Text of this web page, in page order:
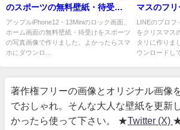
のスポーツの無料壁紙・待受け
を配信中
アップルiPhone12・13Miniのロック画面、
ホーム画面の無料壁紙・待受けをスポーツ
の写真画像で作りました。よかったらスマ
ホにダウンロ...
マスのフ
LINEのプロフ
をクリスマス
タリに作りま
ウンロードし
著作権フリーの画像とオリジナル画像
でおしゃれ。そんな大人な壁紙を更新
かったら使って下さい。 ★Twitter (X)